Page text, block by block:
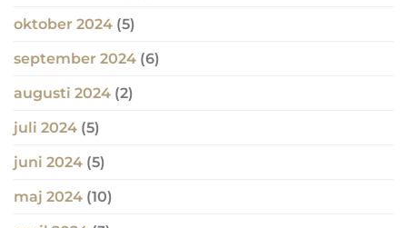
oktober 2024 (5)
september 2024 (6)
augusti 2024 (2)
juli 2024 (5)
juni 2024 (5)
maj 2024 (10)